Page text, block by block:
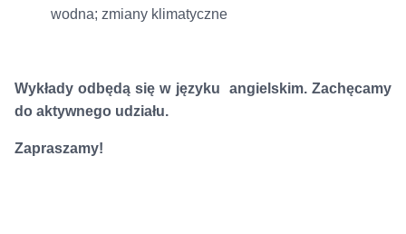
wodna; zmiany klimatyczne
Wykłady odbędą się w języku angielskim. Zachęcamy
do aktywnego udziału.
Zapraszamy!